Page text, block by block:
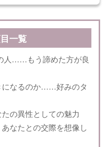
一覧
人……もう諦めた方が良
になるのか……好みのタ
の異性としての魅力
なたとの交際を想像し